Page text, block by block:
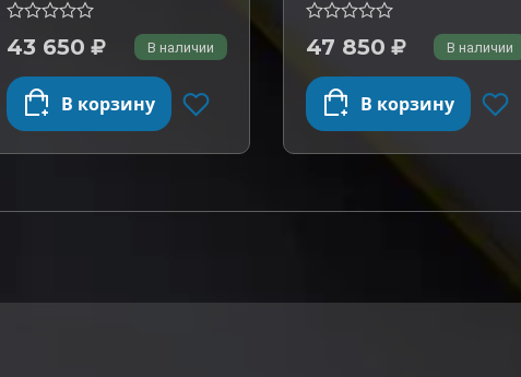
43 650 В наличии
В корзину
47 850 В наличии
В корзину